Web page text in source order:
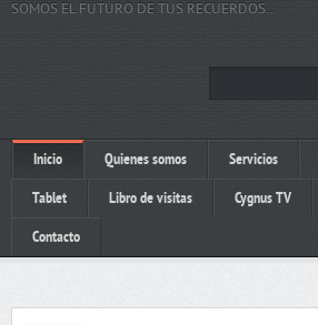
SOMOS EL FUTURO DE TUS RECUERDOS…
Inicio Quienes somos Servicios
Tablet Libro de visitas Cygnus TV
Contacto